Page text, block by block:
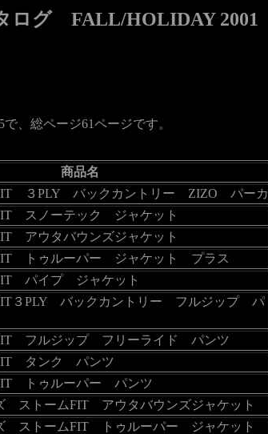
グ FALL/HOLIDAY 2001
、総ページ61ページです。
商品名
３PLY バックカントリー ZIZO パーカ
スノーテック ジャケット
アウタバウンズジャケット
トゥルーパー ジャケット プラス
パイプ ジャケット
３PLY バックカントリー フルジップ パ
フルジップ フリーライド パンツ
タンク パンツ
トゥルーパー パンツ
ストームFIT アウタバウンズジャケット
ストームFIT トゥルーパー ジャケット